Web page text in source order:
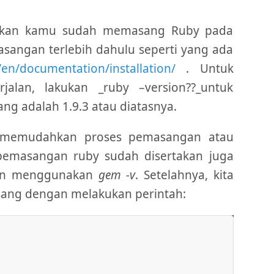
kamu sudah memasang Ruby pada
terlebih dahulu seperti yang ada
documentation/installation/ . Untuk
lakukan _ruby –version??_untuk
adalah 1.9.3 atau diatasnya.
proses pemasangan atau
ruby sudah disertakan juga
menggunakan gem -v. Setelahnya, kita
dengan melakukan perintah: